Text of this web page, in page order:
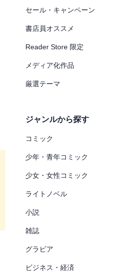
セール・キャンペーン
書店員オススメ
Reader Store 限定
メディア化作品
厳選テーマ
ジャンルから探す
コミック
少年・青年コミック
少女・女性コミック
ライトノベル
小説
雑誌
グラビア
ビジネス・経済